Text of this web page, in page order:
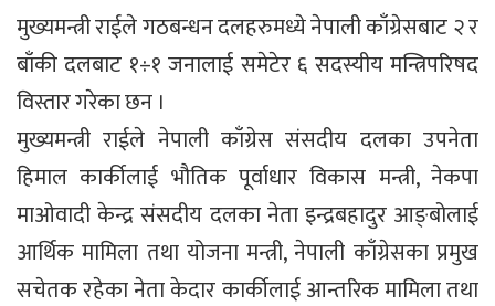
मुख्यमन्त्री राईले गठबन्धन दलहरुमध्ये नेपाली काँग्रेसबाट २ र
बाँकी दलबाट १÷१ जनालाई समेटेर ६ सदस्यीय मन्त्रिपरिषद
विस्तार गरेका छन ।
मुख्यमन्त्री राईले नेपाली काँग्रेस संसदीय दलका उपनेता
हिमाल कार्कीलाई भौतिक पूर्वाधार विकास मन्त्री, नेकपा
माओवादी केन्द्र संसदीय दलका नेता इन्द्रबहादुर आङ्बोलाई
आर्थिक मामिला तथा योजना मन्त्री, नेपाली काँग्रेसका प्रमुख
सचेतक रहेका नेता केदार कार्कीलाई आन्तरिक मामिला तथा